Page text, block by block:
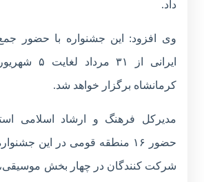
داد.
وی افزود: این جشنواره با حضور
کرمانشاه برگزار خواهد شد.
مدیرکل فرهنگ و ارشاد اسلامی
حضور ۱۶ منطقه قومی در این
شرکت کنندگان در چهار بخش موسیقی،